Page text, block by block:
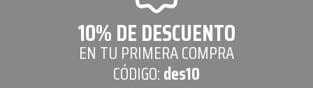
10% DE DESCUENTO
EN TU PRIMERA COMPRA
CÓDIGO:des10